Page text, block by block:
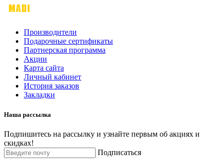
Производители
Подарочные сертификаты
Партнерская программа
Акции
Карта сайта
Личный кабинет
История заказов
Закладки
Наша рассылка
Подпишитесь на рассылку и узнайте первым об акциях и
скидках!
Подписаться